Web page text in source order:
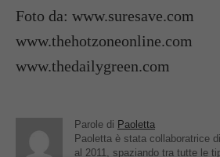
Foto da: www.suresave.com
www.thehotzoneonline.com
www.thedailygreen.com
Parole di Paoletta
Paoletta è stata collaboratrice
al 2011, spaziando tra tutte le